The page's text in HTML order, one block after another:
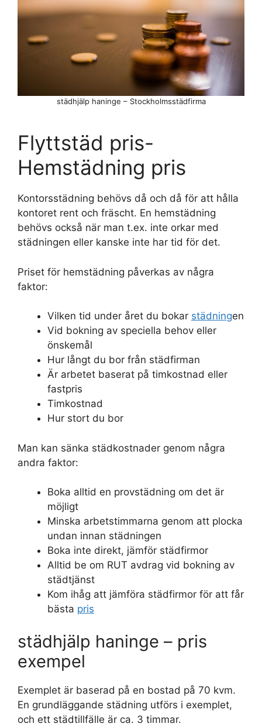
städhjälp haninge – Stockholmsstädfirma
Flyttstäd pris-
Hemstädning pris
Kontorsstädning behövs då och då för att hålla
kontoret rent och fräscht. En hemstädning
behövs också när man t.ex. inte orkar med
städningen eller kanske inte har tid för det.
Priset för hemstädning påverkas av några
faktor:
Vilken tid under året du bokar städningen
Vid bokning av speciella behov eller
önskemål
Hur långt du bor från städfirman
Är arbetet baserat på timkostnad eller
fastpris
Timkostnad
Hur stort du bor
Man kan sänka städkostnader genom några
andra faktor:
Boka alltid en provstädning om det är
möjligt
Minska arbetstimmarna genom att plocka
undan innan städningen
Boka inte direkt, jämför städfirmor
Alltid be om RUT avdrag vid bokning av
städtjänst
Kom ihåg att jämföra städfirmor för att får
bästa pris
städhjälp haninge – pris
exempel
Exemplet är baserad på en bostad på 70 kvm.
En grundläggande städning utförs i exemplet,
och ett städtillfälle är ca. 3 timmar.